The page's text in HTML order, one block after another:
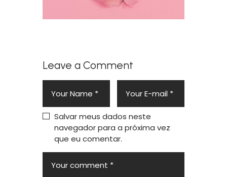
Leave a Comment
Salvar meus dados neste
navegador para a próxima vez
que eu comentar.